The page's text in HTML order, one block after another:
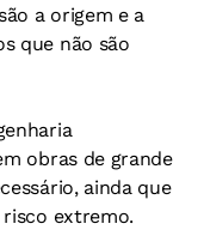
a origem e a
que não são
obras de grande
ainda que
risco extremo.